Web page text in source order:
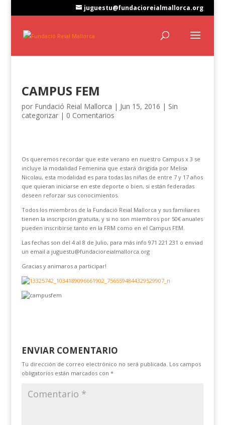
juguestu@fundacioreialmallorca.org
CAMPUS FEM
por Fundació Reial Mallorca | Jun 15, 2016 | Sin
categorizar| 0 Comentarios
Os queremos recordar que este verano en nuestro Campus x 3 se
incluye la modalidad Femenina que estará dirigida por Melisa
Nicolau, esta modalidad es para todas las niñas de entre 7 y 17 años
que quieran iniciarse en este deporte o bien, si están federadas
deseen reforzar sus conocimientos.
Todos los miembros de la Fundació Reial Mallorca y sus familiares
tienen la inscripción gratuita, y si no son miembros por 50€ anuales
pueden inscribirse tanto en la FRM como en el Campus FEM.
Las fechas son del 4 al 8 de Julio, para más info 971 221 231 o enviad
un email a juguestu@fundacioreialmallorca.org
Gracias y animaros a participar!
ENVIAR COMENTARIO
Tu dirección de correo electrónico no será publicada. Los campos
obligatorios están marcados con *